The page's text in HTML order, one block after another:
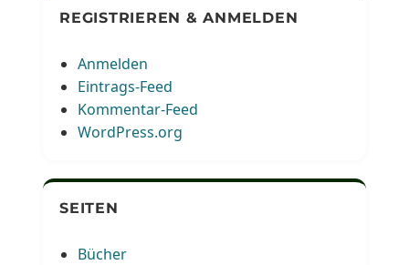
REGISTRIEREN & ANMELDEN
Anmelden
Eintrags-Feed
Kommentar-Feed
WordPress.org
SEITEN
Bücher